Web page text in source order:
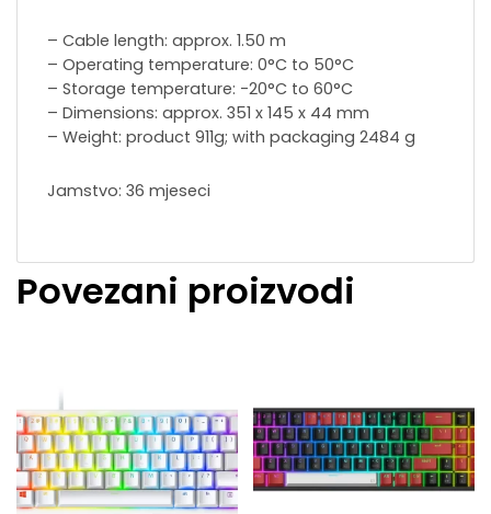
– Cable length: approx. 1.50 m
– Operating temperature: 0°C to 50°C
– Storage temperature: -20°C to 60°C
– Dimensions: approx. 351 x 145 x 44 mm
– Weight: product 911g; with packaging 2484 g
Jamstvo: 36 mjeseci
Povezani proizvodi